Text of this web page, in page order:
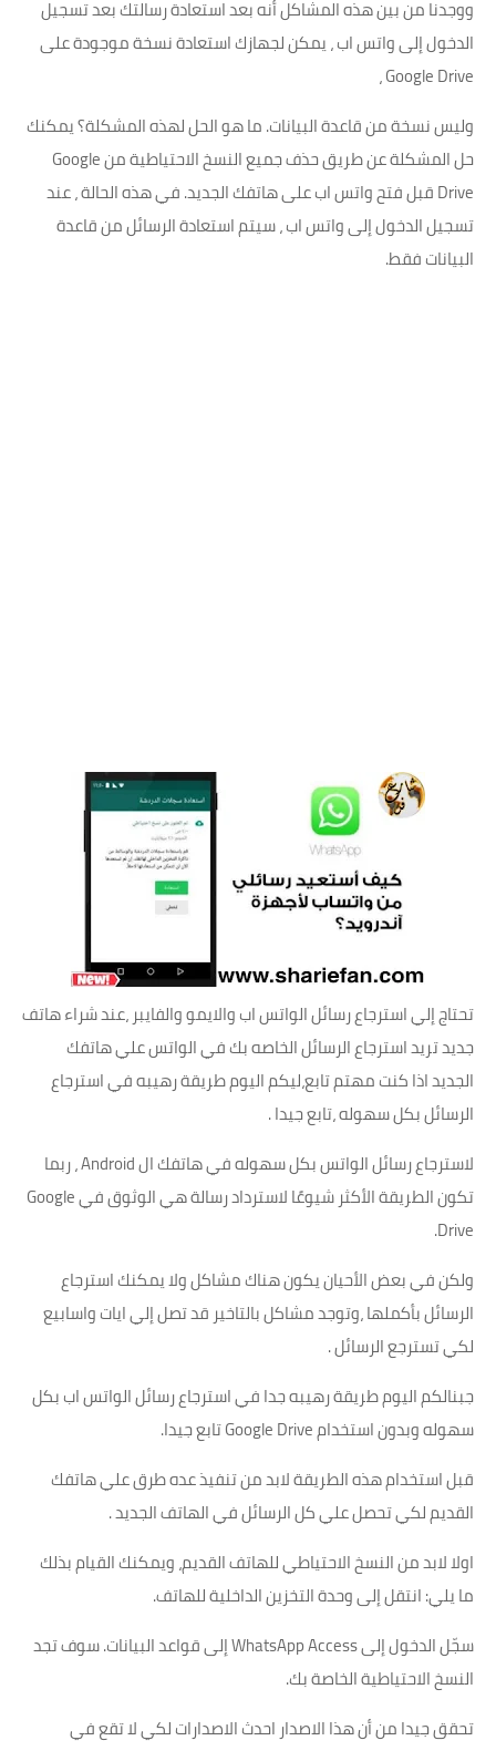
ووجدنا من بين هذه المشاكل أنه بعد استعادة رسالتك بعد تسجيل
الدخول إلى واتس اب ، يمكن لجهازك استعادة نسخة موجودة على
Google Drive ،
وليس نسخة من قاعدة البيانات. ما هو الحل لهذه المشكلة؟ يمكنك
حل المشكلة عن طريق حذف جميع النسخ الاحتياطية من Google
Drive قبل فتح واتس اب على هاتفك الجديد. في هذه الحالة ، عند
تسجيل الدخول إلى واتس اب ، سيتم استعادة الرسائل من قاعدة
البيانات فقط.
تحتاج إلي استرجاع رسائل الواتس اب والايمو والفايبر ،عند شراء هاتف
جديد تريد استرجاع الرسائل الخاصه بك في الواتس علي هاتفك
الجديد اذا كنت مهتم تابع،ليكم اليوم طريقة رهيبه في استرجاع
الرسائل بكل سهوله ،تابع جيدا .
لاسترجاع رسائل الواتس بكل سهوله في هاتفك ال Android ، ربما
تكون الطريقة الأكثر شيوعًا لاسترداد رسالة هي الوثوق في Google
Drive.
ولكن في بعض الأحيان يكون هناك مشاكل ولا يمكنك استرجاع
الرسائل بأكملها ،وتوجد مشاكل بالتاخير قد تصل إلي ايات واسابيع
لكي تسترجع الرسائل .
جبنالكم اليوم طريقة رهيبه جدا في استرجاع رسائل الواتس اب بكل
سهوله وبدون استخدام Google Drive تابع جيدا.
قبل استخدام هذه الطريقة لابد من تنفيذ عده طرق علي هاتفك
القديم لكي تحصل علي كل الرسائل في الهاتف الجديد .
اولا لابد من النسخ الاحتياطي للهاتف القديم، ويمكنك القيام بذلك
ما يلي: انتقل إلى وحدة التخزين الداخلية للهاتف.
سجّل الدخول إلى WhatsApp Access إلى قواعد البيانات. سوف تجد
النسخ الاحتياطية الخاصة بك.
تحقق جيدا من أن هذا الاصدار احدث الاصدارات لكي لا تقع في